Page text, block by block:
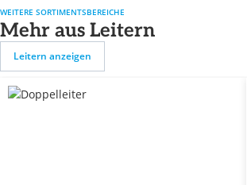
WEITERE SORTIMENTSBEREICHE
Mehr aus Leitern
Leitern anzeigen